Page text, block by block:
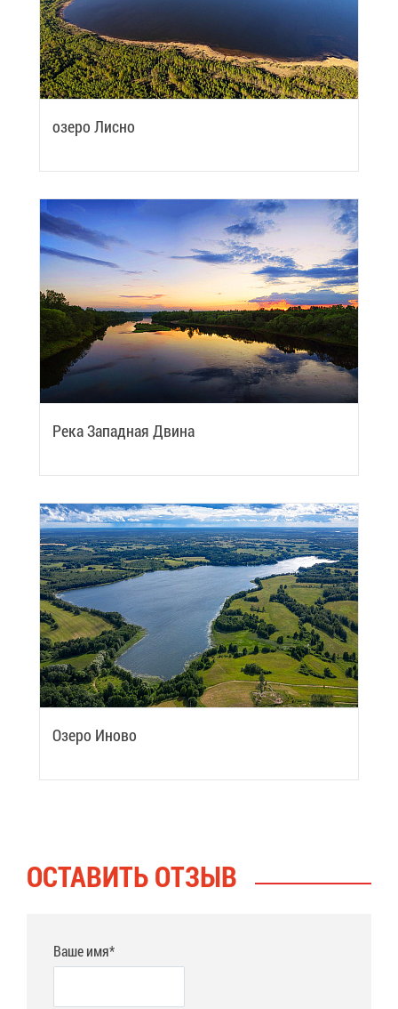
озе­ро Лис­но
Ре­ка За­пад­ная Дви­на
Озе­ро Ино­во
ОСТА­ВИТЬ ОТ­ЗЫВ
Ваше имя*